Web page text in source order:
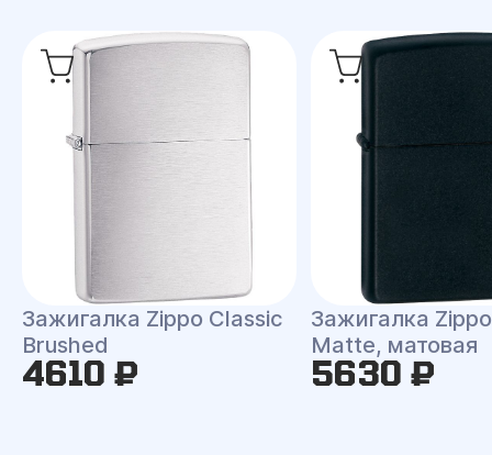
Зажигалка Zippo Classic
Brushed
4610 ₽
Зажигалка
Matte, матовая
5630 ₽